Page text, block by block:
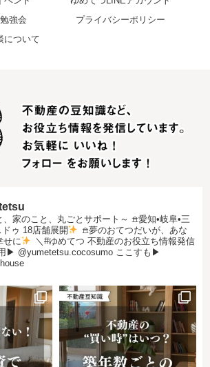
強会
について
プライバシーポリシー
、家のこと、丸ごとサポート～ 𖠿愛知•岐阜•三
ゥ 18店舗展開
𖠿夢のおてつだいが、あな
せに
＼#ゆめてつ 不動産のお役立ち情報発信
▶︎ @yumetetsu.cocosumo ここすも▶︎